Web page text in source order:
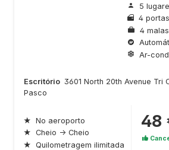
5
4 portas
4 malas
Ar-
Escritório 3601 North 20th Avenue Tri
Pasco
★ No aeroporto
★ Cheio → Cheio
★ Quilometragem ilimitada
48